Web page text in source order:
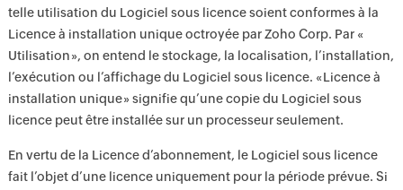
telle utilisation du Logiciel sous licence soient conformes à la
Licence à installation unique octroyée par Zoho Corp. Par «
Utilisation », on entend le stockage, la localisation, l’installation,
l’exécution ou l’affichage du Logiciel sous licence. « Licence à
installation unique » signifie qu’une copie du Logiciel sous
licence peut être installée sur un processeur seulement.
En vertu de la Licence d’abonnement, le Logiciel sous licence
fait l’objet d’une licence uniquement pour la période prévue. Si